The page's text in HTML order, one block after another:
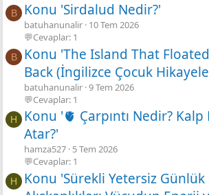
B Konu 'Sirdalud Nedir?'
batuhanunalir 10 Tem 2026
💬Cevaplar: 1
B
Konu 'The Island That
Back (İngilizce Çocuk
batuhanunalir 9 Tem 2026
💬Cevaplar: 1
H
Konu '🫀 Çarpıntı Nedir? Kalp
Atar?'
hamza527 5 Tem 2026
💬Cevaplar: 1
H
Konu 'Sürekli Yetersiz Günlük